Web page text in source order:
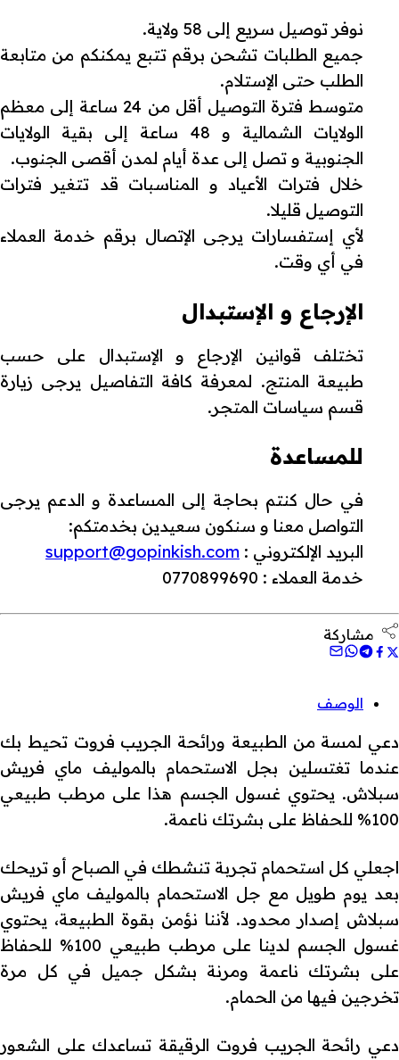
نوفر توصيل سريع إلى 58 ولاية.
جميع الطلبات تشحن برقم تتبع يمكنكم من متابعة
الطلب حتى الإستلام.
متوسط فترة التوصيل أقل من 24 ساعة إلى معظم
الولايات الشمالية و 48 ساعة إلى بقية الولايات
الجنوبية و تصل إلى عدة أيام لمدن أقصى الجنوب.
خلال فترات الأعياد و المناسبات قد تتغير فترات
التوصيل قليلا.
لأي إستفسارات يرجى الإتصال برقم خدمة العملاء
في أي وقت.
الإرجاع و الإستبدال
تختلف قوانين الإرجاع و الإستبدال على حسب
طبيعة المنتج. لمعرفة كافة التفاصيل يرجى زيارة
قسم سياسات المتجر.
للمساعدة
في حال كنتم بحاجة إلى المساعدة و الدعم يرجى
التواصل معنا و سنكون سعيدين بخدمتكم:
البريد الإلكتروني : support@gopinkish.com
خدمة العملاء : 0770899690
مشاركة
الوصف
دعي لمسة من الطبيعة ورائحة الجريب فروت تحيط بك
عندما تغتسلين بجل الاستحمام بالموليف ماي فريش
سبلاش. يحتوي غسول الجسم هذا على مرطب طبيعي
100% للحفاظ على بشرتك ناعمة.
اجعلي كل استحمام تجربة تنشطك في الصباح أو تريحك
بعد يوم طويل مع جل الاستحمام بالموليف ماي فريش
سبلاش إصدار محدود. لأننا نؤمن بقوة الطبيعة، يحتوي
غسول الجسم لدينا على مرطب طبيعي 100% للحفاظ
على بشرتك ناعمة ومرنة بشكل جميل في كل مرة
تخرجين فيها من الحمام.
دعي رائحة الجريب فروت الرقيقة تساعدك على الشعور